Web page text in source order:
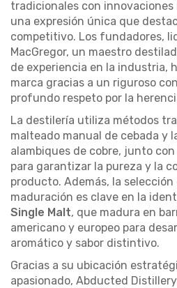
tradicionales con innovaciones
una expresión única que
competitivo. Los fundadores,
MacGregor, un maestro
de experiencia en la industria,
marca gracias a un riguroso
profundo respeto por la
La destilería utiliza métodos
malteado manual de cebada y
alambiques de cobre, junto
para garantizar la pureza y la
producto. Además, la selección
maduración es clave en la
Single Malt, que madura en
americano y europeo para
aromático y sabor distintivo.
Gracias a su ubicación
apasionado, Abducted